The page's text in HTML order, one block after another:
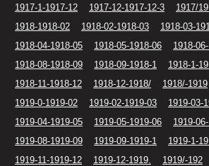
1917-1-1917-12
1917-12-1917-12-3
1917/
1918-1918-02
1918-02-1918-03
1918-03-
1918-04-1918-05
1918-05-1918-06
1918-
1918-08-1918-09
1918-09-1918-1
1918-1-
1918-11-1918-12
1918-12-1918/ 1918/-1919
1919-0-1919-02
1919-02-1919-03
1919-03-
1919-04-1919-05
1919-05-1919-06
1919-
1919-08-1919-09
1919-09-1919-1
1919-1-
1919-11-1919-12
1919-12-1919. 1919/-192